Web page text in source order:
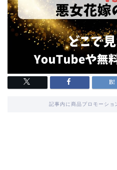
記事内に商品プロモーショ